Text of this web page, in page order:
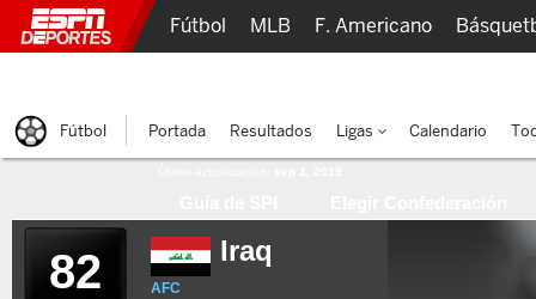
82 Iraq
AFC
Fútbol MLB F. Americano
Fútbol Portada Resultados Ligas Calendario